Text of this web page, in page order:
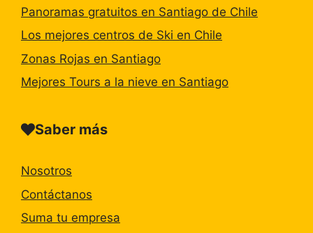
Panoramas gratuitos en Santiago de Chile
Los mejores centros de Ski en Chile
Zonas Rojas en Santiago
Mejores Tours a la nieve en Santiago
Saber más
Nosotros
Contáctanos
Suma tu empresa